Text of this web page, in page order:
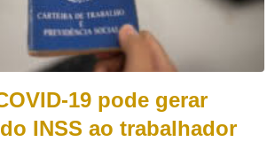
19 pode gerar
INSS ao trabalhador